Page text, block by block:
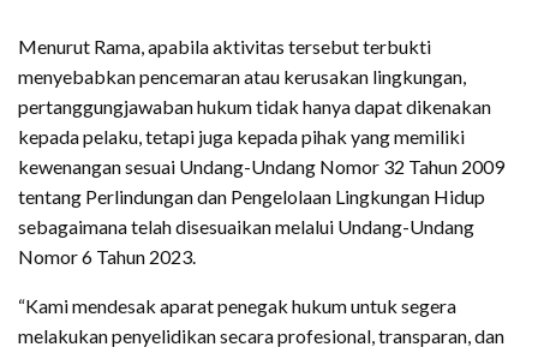
Menurut Rama, apabila aktivitas tersebut terbukti
menyebabkan pencemaran atau kerusakan lingkungan,
pertanggungjawaban hukum tidak hanya dapat dikenakan
kepada pelaku, tetapi juga kepada pihak yang memiliki
kewenangan sesuai Undang-Undang Nomor 32 Tahun 2009
tentang Perlindungan dan Pengelolaan Lingkungan Hidup
sebagaimana telah disesuaikan melalui Undang-Undang
Nomor 6 Tahun 2023.
“Kami mendesak aparat penegak hukum untuk segera
melakukan penyelidikan secara profesional, transparan, dan